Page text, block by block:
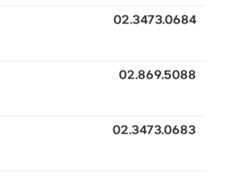
02.3473.0684
02.869.5088
02.3473.0683